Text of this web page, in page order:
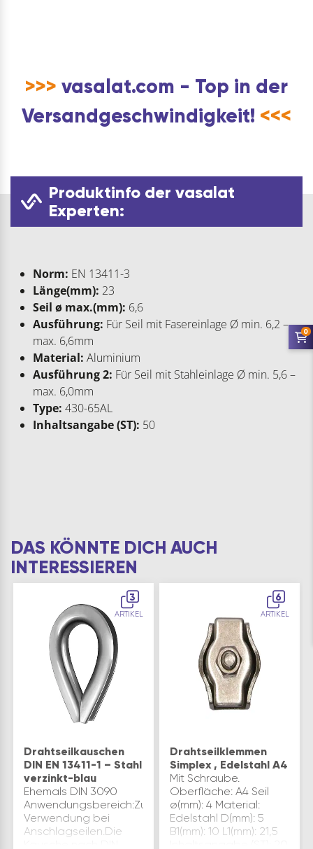
>>> vasalat.com - Top in der
Versandgeschwindigkeit! <<<
Produktinfo der vasalat
Experten:
Norm: EN 13411-3
Länge(mm): 23
Seil ø max.(mm): 6,6
Ausführung: Für Seil mit Fasereinlage Ø min. 6,2 –
max. 6,6mm
Material: Aluminium
Ausführung 2: Für Seil mit Stahleinlage Ø min. 5,6 –
max. 6,0mm
Type: 430-65AL
Inhaltsangabe (ST): 50
DAS KÖNNTE DICH AUCH
INTERESSIEREN
3
ARTIKEL
Drahtseilkauschen
DIN EN 13411-1 – Stahl
verzinkt-blau
Ehemals DIN 3090
Anwendungsbereich:Zur
Verwendung bei
Anschlagseilen.Die
6
ARTIKEL
Drahtseilklemmen
Simplex , Edelstahl A4
Mit Schraube.
Oberfläche: A4 Seil
ø(mm): 4 Material:
Edelstahl D(mm): 5
B1(mm): 10 L1(mm): 21,5
0